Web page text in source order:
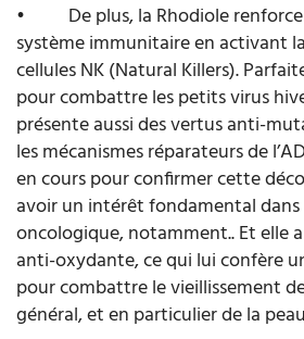
• De plus, la Rhodiole
système immunitaire en activant
cellules NK (Natural Killers).
pour combattre les petits virus
présente aussi des vertus anti-
les mécanismes réparateurs de
en cours pour confirmer cette
avoir un intérêt fondamental dans
oncologique, notamment.. Et elle
anti-oxydante, ce qui lui confère
pour combattre le vieillissement
général, et en particulier de la